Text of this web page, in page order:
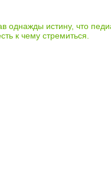
однажды истину, что
к чему стремиться.